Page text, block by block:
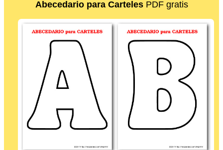
Abecedario para CartelesPDF gratis